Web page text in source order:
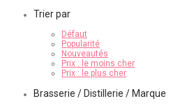
Trier par
Défaut
Popularité
Nouveautés
Prix : le moins cher
Prix : le plus cher
Brasserie / Distillerie / Marque